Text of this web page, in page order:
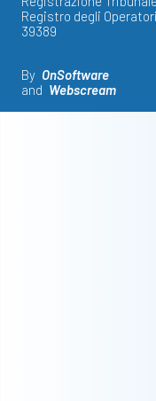
Registro degli
39389
By OnSoftware
and Webscream